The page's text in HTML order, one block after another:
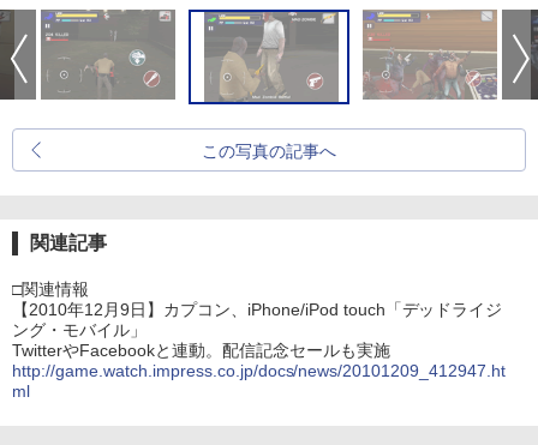
この写真の記事へ
関連記事
□関連情報
【2010年12月9日】カプコン、iPhone/iPod touch「デッドライジ
ング・モバイル」
TwitterやFacebookと連動。配信記念セールも実施
http://game.watch.impress.co.jp/docs/news/20101209_412947.ht
ml